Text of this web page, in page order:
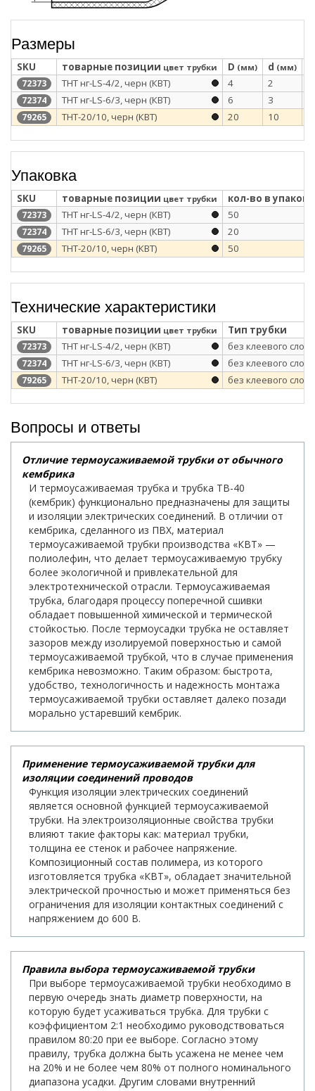
Размеры
SKU товарные позиции цвет трубки D (мм) d (мм)
72373 ТНТ нг-LS-4/2, черн (КВТ) 4 2
72374 ТНТ нг-LS-6/3, черн (КВТ) 6 3
79265 ТНТ-20/10, черн (КВТ) 20 10
Упаковка
SKU товарные позиции цвет трубки кол-во в
72373 ТНТ нг-LS-4/2, черн (КВТ) 50
72374 ТНТ нг-LS-6/3, черн (КВТ) 20
79265 ТНТ-20/10, черн (КВТ) 50
Технические характеристики
SKU товарные позиции цвет трубки Тип трубки
72373 ТНТ нг-LS-4/2, черн (КВТ) без клеевого слоя
72374 ТНТ нг-LS-6/3, черн (КВТ) без клеевого слоя
79265 ТНТ-20/10, черн (КВТ) без клеевого слоя
Вопросы и ответы
Отличие термоусаживаемой трубки от обычного
кембрика
И термоусаживаемая трубка и трубка ТВ-40
(кембрик) функционально предназначены для защиты
и изоляции электрических соединений. В отличии от
кембрика, сделанного из ПВХ, материал
термоусаживаемой трубки производства «КВТ» —
полиолефин, что делает термоусаживаемую трубку
более экологичной и привлекательной для
электротехнической отрасли. Термоусаживаемая
трубка, благодаря процессу поперечной сшивки
обладает повышенной химической и термической
стойкостью. После термоусадки трубка не оставляет
зазоров между изолируемой поверхностью и самой
термоусаживаемой трубкой, что в случае применения
кембрика невозможно. Таким образом: быстрота,
удобство, технологичность и надежность монтажа
термоусаживаемой трубки оставляет далеко позади
морально устаревший кембрик.
Применение термоусаживаемой трубки для
изоляции соединений проводов
Функция изоляции электрических соединений
является основной функцией термоусаживаемой
трубки. На электроизоляционные свойства трубки
влияют такие факторы как: материал трубки,
толщина ее стенок и рабочее напряжение.
Композиционный состав полимера, из которого
изготовляется трубка «КВТ», обладает значительной
электрической прочностью и может применяться без
ограничения для изоляции контактных соединений с
напряжением до 600 В.
Правила выбора термоусаживаемой трубки
При выборе термоусаживаемой трубки необходимо в
первую очередь знать диаметр поверхности, на
которую будет усаживаться трубка. Для трубки с
коэффициентом 2:1 необходимо руководствоваться
правилом 80:20 при ее выборе. Согласно этому
правилу, трубка должна быть усажена не менее чем
на 20% и не более чем 80% от полного номинального
диапазона усадки. Другим словами внутренний